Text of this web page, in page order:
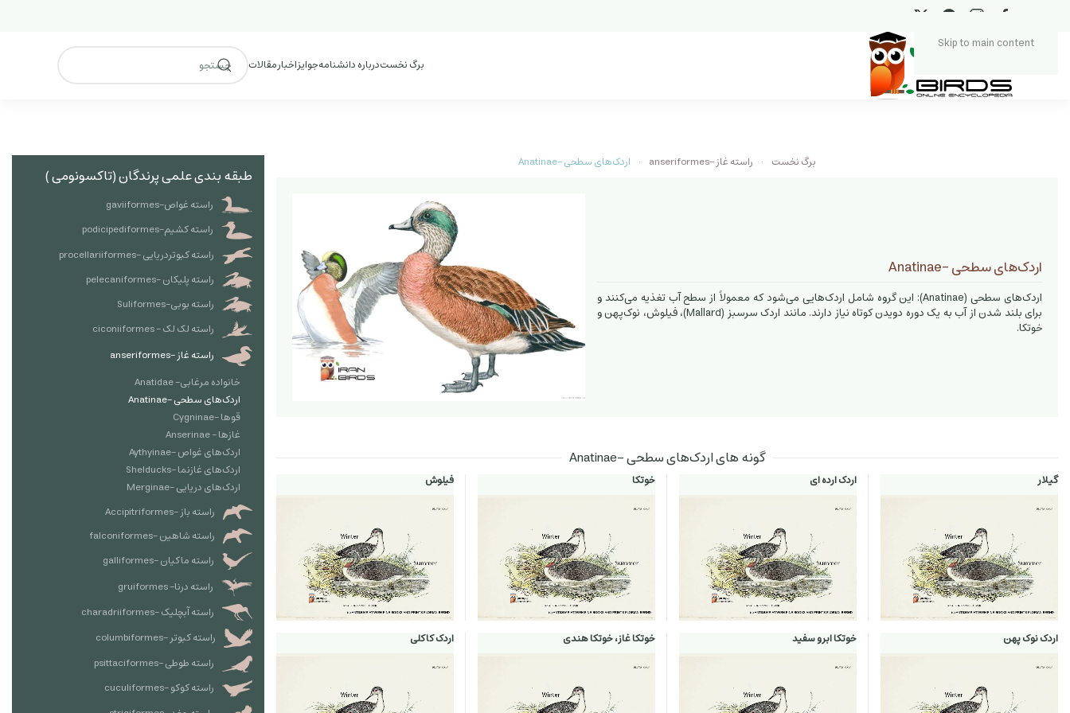
Skip to main content
برگ نخستدرباره دانشنامهجوایزاخبارمقالات
برگ نخست راسته غاز -anseriformes اردک‌های سطحی -Anatinae
اردک‌های سطحی -Anatinae
اردک‌های سطحی (Anatinae): این گروه شامل اردک‌هایی می‌شود که معمولاً از سطح آب تغذیه می‌کنند و
برای بلند شدن از آب به یک دوره دویدن کوتاه نیاز دارند. مانند اردک سرسبز (Mallard)، فیلوش، نوک‌پهن و
خوتکا.
گونه های اردک‌های سطحی -Anatinae
گیلار اردک ارده ای خوتکا فیلوش
اردک نوک پهن خوتکا ابرو سفید خوتکا غاز، خوتکا هندی اردک کاکلی
طبقه بندی علمی پرندگان (تاکسونومی )
راسته غواص-gaviiformes
راسته کشیم-podicipediformes
راسته کبوتردریایی -procellariiformes
راسته پلیکان -pelecaniformes
راسته بوبی-Suliformes
راسته لک لک - ciconiiformes
راسته غاز -anseriformes
خانواده مرغابی- Anatidae
اردک‌های سطحی -Anatinae
قوها -Cygninae
غازها - Anserinae
اردک‌های غواص -Aythyinae
اردک‌های غازنما -Shelducks
اردک‌های دریایی -Merginae
راسته باز -Accipitriformes
راسته شاهین -falconiformes
راسته ماکیان -galliformes
راسته درنا- gruiformes
راسته آبچلیک -charadriiformes
راسته کبوتر -columbiformes
راسته طوطی -psittaciformes
راسته کوکو -cuculiformes